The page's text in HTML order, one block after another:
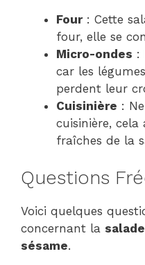
Four: Cette
four, elle se
Micro-ondes :
car les
perdent leur
Cuisinière :
cuisinière, cela
fraîches de la
Questions
Voici quelques
concernant la
sésame.